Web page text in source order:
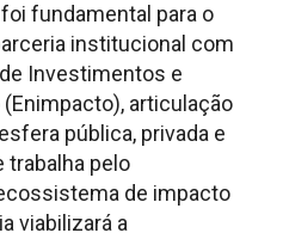
fundamental para o
institucional com
Investimentos e
articulação
pública, privada e
trabalha pelo
de impacto
viabilizará a